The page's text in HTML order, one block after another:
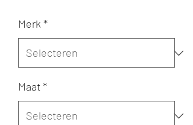
Merk *
Maat*